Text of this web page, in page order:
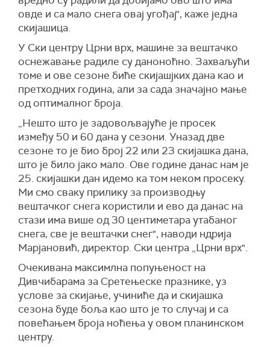
овде и са мало снега овај угођај", каже једна
скијашица.
У Ски центру Црни врх, машине за вештачко
оснежавање радиле су даноноћно. Захваљући
томе и ове сезоне биће скијашјких дана као и
претходних година, али за сада значајно мање
од оптималног броја.
„Нешто што је задовољвајуће је просек
између 50 и 60 дана у сезони. Уназад две
сезоне то је био број 22 или 23 скијашка дана,
што је било јако мало. Ове године данас нам је
25. скијашки дан идемо ка том неком просеку.
Ми смо сваку прилику за производњу
вештачког снега користили и ево да данас на
стази има више од 30 центиметара утабаног
снега, све је вештачки снег", наводи ндрија
Марјановић, директор. Ски центра „Црни врх".
Очекивана максимлна попуњеност на
Дивчибарама за Сретењеске празнике, уз
услове за скијање, учиниће да и скијашка
сезона буде боља као што је то случај и са
повећањем броја ноћења у овом планинском
центру.